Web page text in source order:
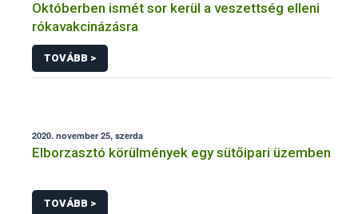
Októberben ismét sor kerül a veszettség elleni
rókavakcinázásra
TOVÁBB >
2020. november 25, szerda
Elborzasztó körülmények egy sütőipari üzemben
TOVÁBB >